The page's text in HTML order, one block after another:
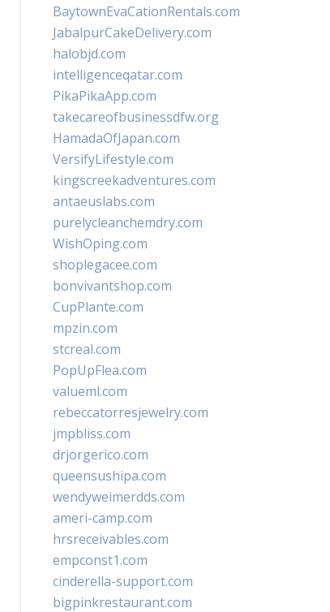
BaytownEvaCationRentals.com
JabalpurCakeDelivery.com
halobjd.com
intelligenceqatar.com
PikaPikaApp.com
takecareofbusinessdfw.org
HamadaOfJapan.com
VersifyLifestyle.com
kingscreekadventures.com
antaeuslabs.com
purelycleanchemdry.com
WishOping.com
shoplegacee.com
bonvivantshop.com
CupPlante.com
mpzin.com
stcreal.com
PopUpFlea.com
valueml.com
rebeccatorresjewelry.com
jmpbliss.com
drjorgerico.com
queensushipa.com
wendyweimerdds.com
ameri-camp.com
hrsreceivables.com
empconst1.com
cinderella-support.com
bigpinkrestaurant.com